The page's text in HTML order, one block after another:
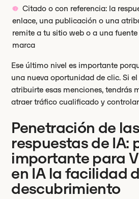
Citado o con referencia: la
enlace, una publicación o una
remite a tu sitio web o a una
marca
Ese último nivel es importante
una nueva oportunidad de clic. Si
atribuirte esas menciones, tendrás
atraer tráfico cualificado y
Penetración de las
respuestas de IA:
importante para
en IA la facilidad
descubrimiento